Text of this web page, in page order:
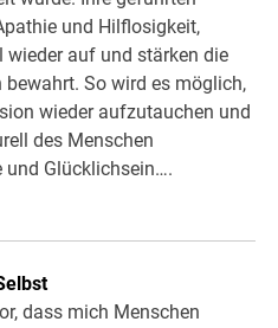
und Hilflosigkeit,
wieder auf und stärken die
bewahrt. So wird es möglich,
wieder aufzutauchen und
des Menschen
und Glücklichsein….
dass mich Menschen